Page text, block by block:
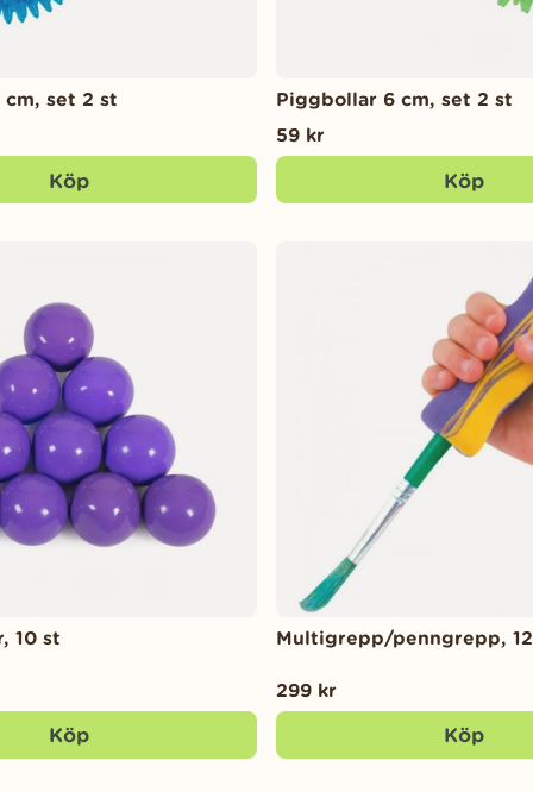
set 2 st
Köp
Piggbollar 6 cm, set 2 st
59 kr
Köp
10 st
Köp
Multigrepp/penngrepp,
299 kr
Köp